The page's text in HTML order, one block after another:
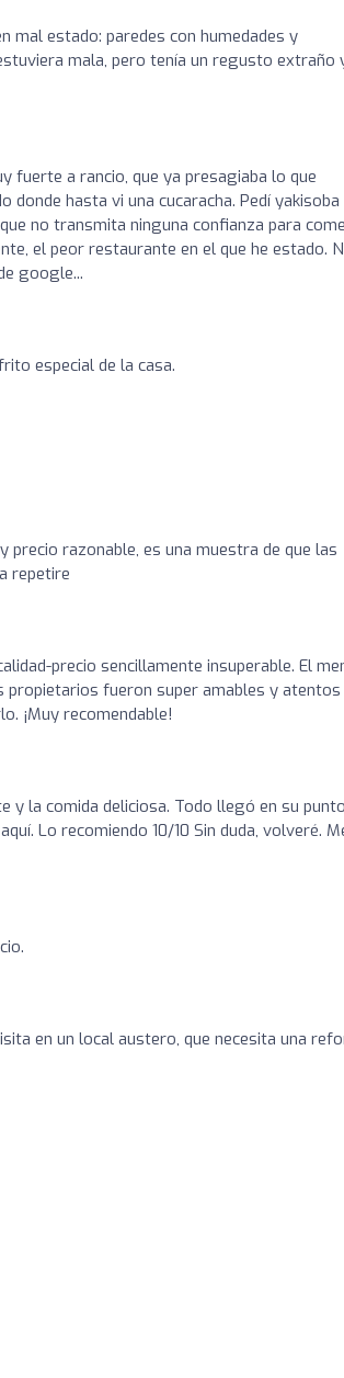
mal estado: paredes con humedades y
mala, pero tenía un regusto extraño
fuerte a rancio, que ya presagiaba lo que
donde hasta vi una cucaracha. Pedí yakisoba
no transmita ninguna confianza para
el peor restaurante en el que he estado.
google...
especial de la casa.
precio razonable, es una muestra de que las
repetire
precio sencillamente insuperable. El
propietarios fueron super amables y atentos
¡Muy recomendable!
y la comida deliciosa. Todo llegó en su
Lo recomiendo 10/10 Sin duda, volveré.
en un local austero, que necesita una